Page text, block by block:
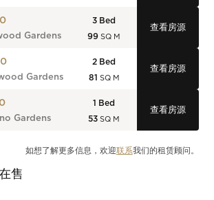
Gardens
3 Bed
99 SQ M
查看房源
Gardens
2 Bed
81 SQ M
查看房源
Gardens
1
Bed
53 SQ M
查看房源
如想了解更多信息，欢迎联系我们的租赁顾问。
售